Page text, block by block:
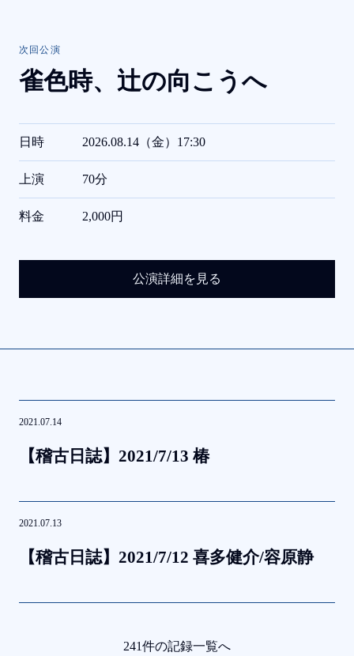
次回公演
雀色時、 辻の向こうへ
日時 2026.08.14（金）17:30
上演 70分
料金 2,000円
公演詳細を見る
2021.07.14
【稽古日誌】 2021/7/13 椿
2021.07.13
【稽古日誌】 2021/7/12 喜多健介/容原静
241件の記録一覧へ